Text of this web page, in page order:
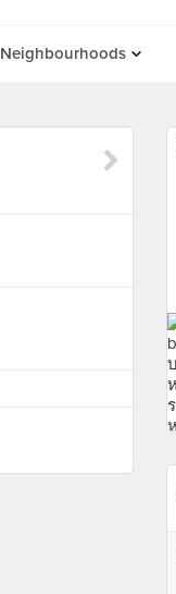
Neighbourhoods